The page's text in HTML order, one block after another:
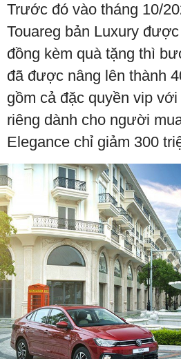
Trước đó vào tháng 10/
Touareg bản Luxury
đồng kèm quà tặng thì
đã được nâng lên thành
gồm cả đặc quyền vip
riêng dành cho người
Elegance chỉ giảm 300